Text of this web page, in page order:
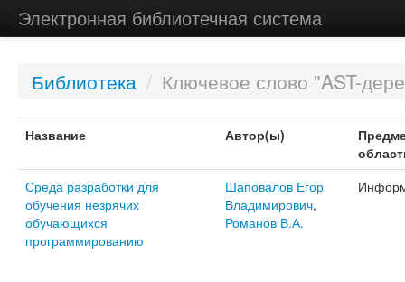
Электронная библиотечная система
Библиотека / Ключевое слово "AST-
Название Автор(ы)
Среда разработки для
обучения незрячих
обучающихся
программированию
Шаповалов Егор
Владимирович,
Романов В.А.